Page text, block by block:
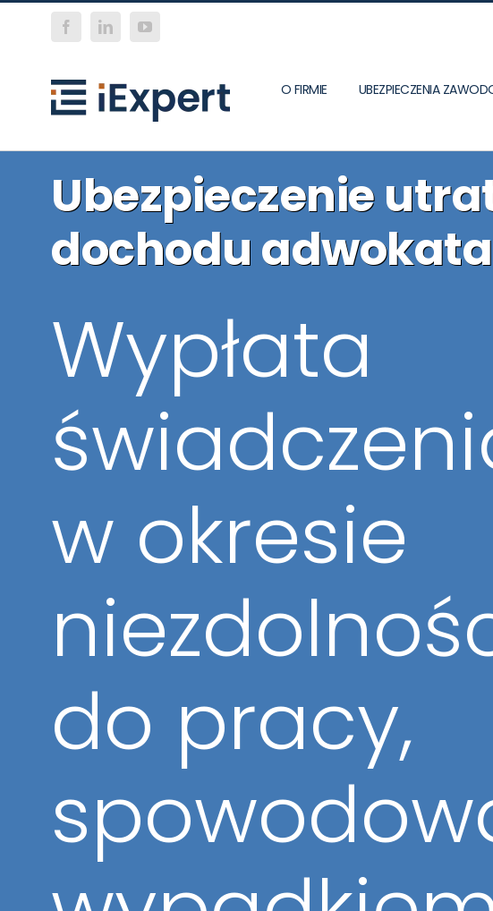
Skip
Facebook
LinkedInYouTube
O FIRMIE UBEZPIECZENIA
Ubezpieczenie
dochodu adwokata
Wypłata
w okresie
do pracy,